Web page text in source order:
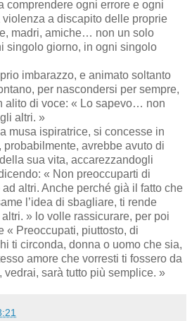
comprendere ogni errore e ogni
a discapito delle proprie
madri, amiche… non un solo
singolo giorno, in ogni singolo
imbarazzo, e animato soltanto
per nascondersi per sempre,
alito di voce: « Lo sapevo… non
altri. »
musa ispiratrice, si concesse in
probabilmente, avrebbe avuto di
sua vita, accarezzandogli
« Non preoccuparti di
altri. Anche perché già il fatto che
l’idea di sbagliare, ti rende
» lo volle rassicurare, per poi
« Preoccupati, piuttosto, di
ti circonda, donna o uomo che sia,
amore che vorresti ti fossero da
vedrai, sarà tutto più semplice. »